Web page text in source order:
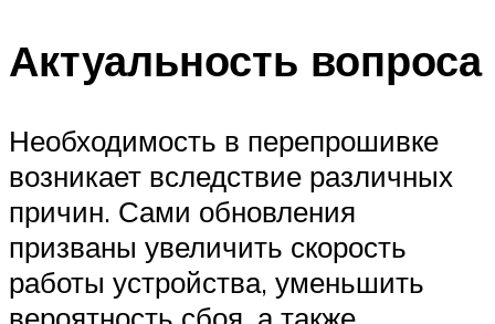
Актуальность вопроса
Необходимость в перепрошивке
возникает вследствие различных
причин. Сами обновления
призваны увеличить скорость
работы устройства, уменьшить